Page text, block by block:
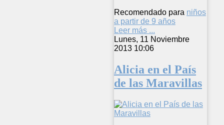
Recomendado para niños
a partir de 9 años
Leer más ...
Lunes, 11 Noviembre
2013 10:06
Alicia en el País
de las Maravillas